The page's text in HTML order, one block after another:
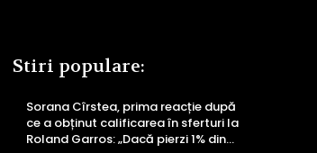
Stiri populare:
Sorana Cîrstea, prima reacție după
ce a obținut calificarea în sferturi la
Roland Garros: „Dacă pierzi 1% din…